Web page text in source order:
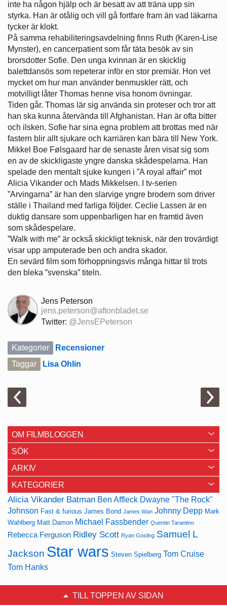
inte ha någon hjälp och är besatt av att träna upp sin
styrka. Han är otålig och vill gå fortfare fram än vad läkarna
tycker är klokt.
På samma rehabiliteringsavdelning finns Ruth (Karen-Lise
Mynster), en cancerpatient som får täta besök av sin
brorsdotter Sofie. Den unga kvinnan är en skicklig
balettdansös som repeterar inför en stor premiär. Hon vet
mycket om hur man använder benmuskler rätt, och
motvilligt låter Thomas henne visa honom övningar.
Tiden går. Thomas lär sig använda sin proteser och tror att
han ska kunna återvända till Afghanistan. Han är ofta bitter
och ilsken. Sofie har sina egna problem att brottas med när
fastern blir allt sjukare och karriären kan bära till New York.
Mikkel Boe Følsgaard har de senaste åren visat sig som
en av de skickligaste yngre danska skådespelarna. Han
spelade den mentalt sjuke kungen i ”A royal affair” mot
Alicia Vikander och Mads Mikkelsen. I tv-serien
”Arvingarna” är han den slarvige yngre brodern som driver
ställe i Thailand med farliga följder. Ceclie Lassen är en
duktig dansare som uppenbarligen har en framtid även
som skådespelare.
”Walk with me” är också skickligt teknisk, när den trovärdigt
visar upp amputerade ben och andra skador.
En sevärd film som förhoppningsvis många hittar til trots
den bleka ”svenska” titeln.
Jens Peterson
jens.peterson@aftonbladet.se
Twitter: @JensEPeterson
Kategorier Recensioner
Taggar Lisa Ohlin
OM FILMBLOGGEN
SÖK
ARKIV
KATEGORIER
Alicia Vikander Batman Ben Affleck Dwayne "The Rock"
Johnson Fast & furious James Bond James Wan Johnny Depp Mark
Wahlberg Matt Damon Michael Fassbender Quentin Tarantino
Rebecca Ferguson Ridley Scott Ryan Gosling Samuel L
Jackson Star wars Steven Spielberg Tom Cruise
Tom Hanks
TILL TOPPEN AV SIDAN